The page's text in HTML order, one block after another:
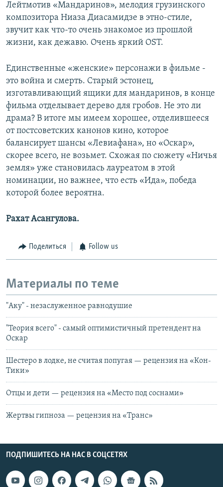
Лейтмотив «Мандаринов», мелодия грузинского
композитора Ниаза Диасамидзе в этно-стиле,
звучит как что-то очень знакомое из прошлой
жизни, как дежавю. Очень яркий OST.
Единственные «женские» персонажи в фильме -
это война и смерть. Старый эстонец,
изготавливающий ящики для мандаринов, в конце
фильма отделывает дерево для гробов. Не это ли
драма? В итоге мы имеем хорошее, отделившееся
от постсоветских канонов кино, которое
балансирует шансы «Левиафана», но «Оскар»,
скорее всего, не возьмет. Схожая по сюжету «Ничья
земля» уже становилась лауреатом в этой
номинации, но важнее, что есть «Ида», победа
которой более вероятна.
Рахат Асангулова.
Поделиться Follow us
Материалы по теме
"Аку" - незаслуженное равнодушие
"Теория всего" - самый оптимистичный претендент на
Оскар
Шестеро в лодке, не считая попугая — рецензия на «Кон-
Тики»
Отцы и дети — рецензия на «Место под соснами»
Жертвы гипноза — рецензия на «Транс»
ПОДПИШИТЕСЬ НА НАС В СОЦСЕТЯХ